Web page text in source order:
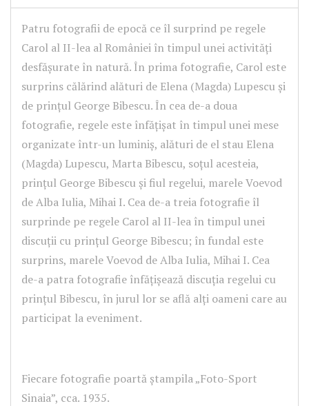
Patru fotografii de epocă ce îl surprind pe regele
Carol al II-lea al României în timpul unei activități
desfășurate în natură. În prima fotografie, Carol este
surprins călărind alături de Elena (Magda) Lupescu și
de prințul George Bibescu. În cea de-a doua
fotografie, regele este înfățișat în timpul unei mese
organizate într-un luminiș, alături de el stau Elena
(Magda) Lupescu, Marta Bibescu, soțul acesteia,
prințul George Bibescu și fiul regelui, marele Voevod
de Alba Iulia, Mihai I. Cea de-a treia fotografie îl
surprinde pe regele Carol al II-lea în timpul unei
discuții cu prințul George Bibescu; în fundal este
surprins, marele Voevod de Alba Iulia, Mihai I. Cea
de-a patra fotografie înfățișează discuția regelui cu
prințul Bibescu, în jurul lor se află alți oameni care au
participat la eveniment.
Fiecare fotografie poartă ștampila „Foto-Sport
Sinaia”, cca. 1935.